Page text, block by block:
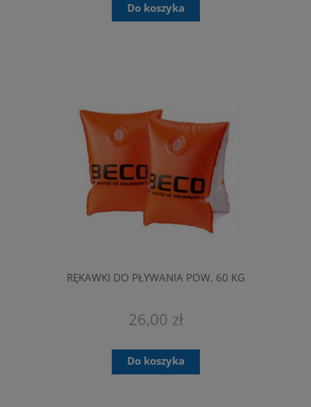
Do koszyka
RĘKAWKI DO PŁYWANIA POW. 60 KG
26,00 zł
Do koszyka